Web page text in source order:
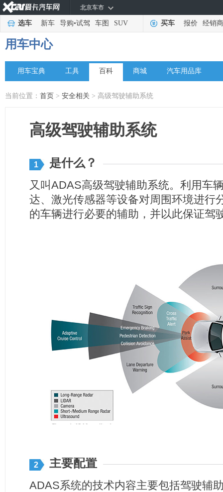
北京车市
选车 新车 导购•试驾 车图 SUV 买车 报价 经销商
用车中心
用车宝典 工具 百科 商城 汽车用品库
当前位置： 首页 > 安全相关 > 高级驾驶辅助系统
高级驾驶辅助系统
1 是什么？
又叫ADAS高级驾驶辅助系统。利用车
达、激光传感器等设备对周围环境进行
的车辆进行必要的辅助，并以此保证驾
2 主要配置
ADAS系统的技术内容主要包括驾驶辅